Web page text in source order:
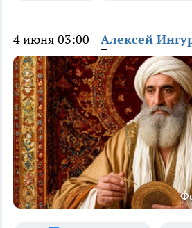
4 июня 03:00 Алексей